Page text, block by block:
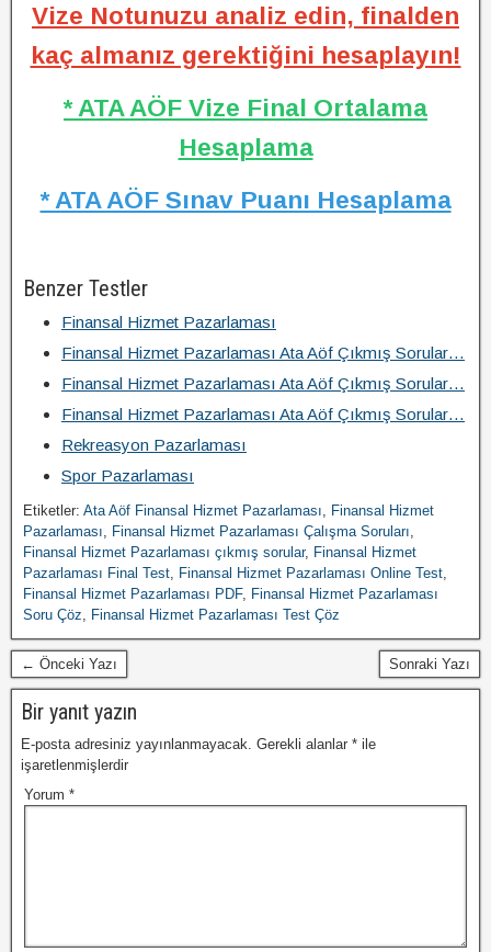
Vize Notunuzu analiz edin, finalden
kaç almanız gerektiğini hesaplayın!
* ATA AÖF Vize Final Ortalama
Hesaplama
* ATA AÖF Sınav Puanı Hesaplama
Benzer Testler
Finansal Hizmet Pazarlaması
Finansal Hizmet Pazarlaması Ata Aöf Çıkmış Sorular…
Finansal Hizmet Pazarlaması Ata Aöf Çıkmış Sorular…
Finansal Hizmet Pazarlaması Ata Aöf Çıkmış Sorular…
Rekreasyon Pazarlaması
Spor Pazarlaması
Etiketler: Ata Aöf Finansal Hizmet Pazarlaması, Finansal Hizmet
Pazarlaması, Finansal Hizmet Pazarlaması Çalışma Soruları,
Finansal Hizmet Pazarlaması çıkmış sorular, Finansal Hizmet
Pazarlaması Final Test, Finansal Hizmet Pazarlaması Online Test,
Finansal Hizmet Pazarlaması PDF, Finansal Hizmet Pazarlaması
Soru Çöz, Finansal Hizmet Pazarlaması Test Çöz
← Önceki Yazı Sonraki Yazı
Bir yanıt yazın
E-posta adresiniz yayınlanmayacak. Gerekli alanlar * ile
işaretlenmişlerdir
Yorum *